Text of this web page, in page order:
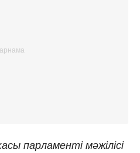
парламенті мәжілісі